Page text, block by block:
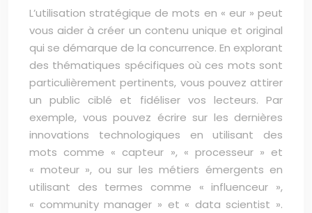
L’utilisation stratégique de mots en « eur » peut
vous aider à créer un contenu unique et original
qui se démarque de la concurrence. En explorant
des thématiques spécifiques où ces mots sont
particulièrement pertinents, vous pouvez attirer
un public ciblé et fidéliser vos lecteurs. Par
exemple, vous pouvez écrire sur les dernières
innovations technologiques en utilisant des
mots comme « capteur », « processeur » et
« moteur », ou sur les métiers émergents en
utilisant des termes comme « influenceur »,
« community manager » et « data scientist ».